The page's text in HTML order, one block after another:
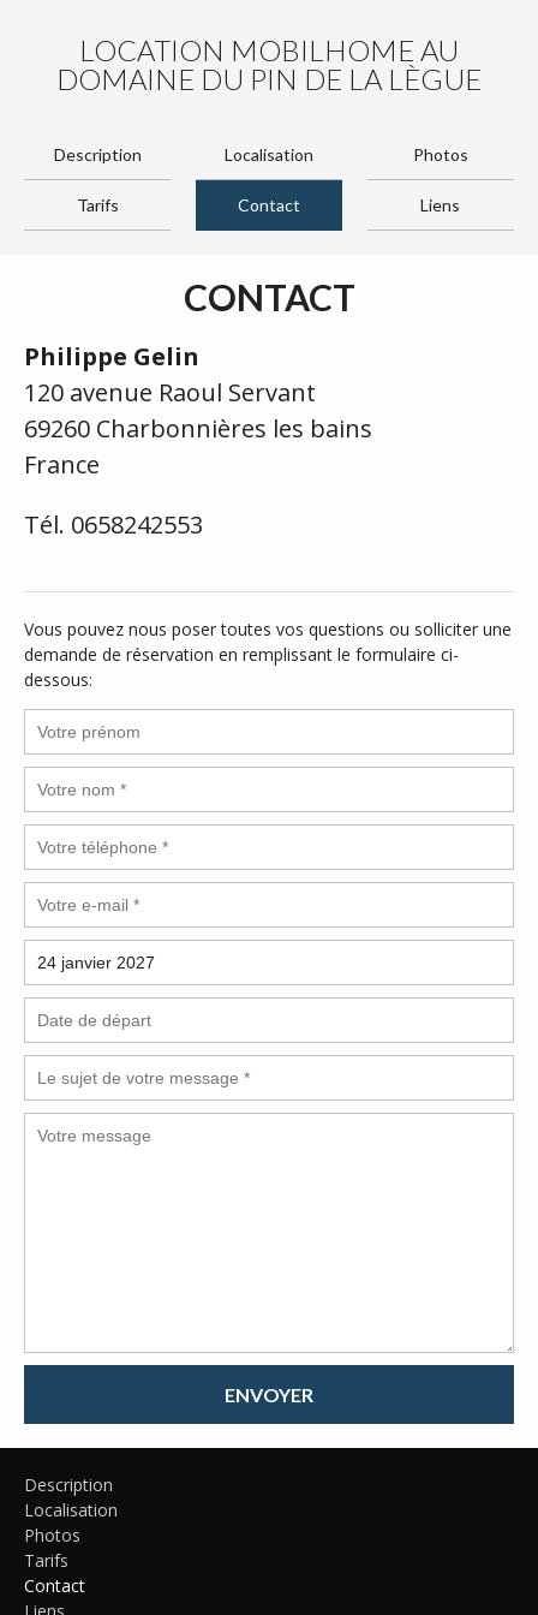
LOCATION MOBILHOME AU
DOMAINE DU PIN DE LA LÈGUE
Description Localisation Photos
Tarifs Contact Liens
CONTACT
Philippe Gelin
120 avenue Raoul Servant
69260 Charbonnières les bains
France
Tél. 0658242553
Vous pouvez nous poser toutes vos questions ou solliciter une
demande de réservation en remplissant le formulaire ci-
dessous:
ENVOYER
Description
Localisation
Photos
Tarifs
Contact